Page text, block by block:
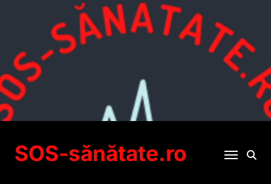
SOS-sănătate.ro